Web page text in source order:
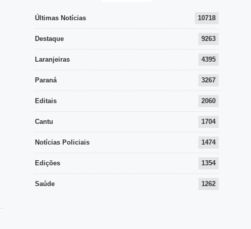
Últimas Notícias 10718
Destaque 9263
Laranjeiras 4395
Paraná 3267
Editais 2060
Cantu 1704
Notícias Policiais 1474
Edições 1354
Saúde 1262